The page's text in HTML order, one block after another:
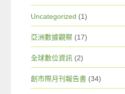
Uncategorized (1)
亞洲數據觀察 (17)
全球數位資訊 (2)
創市際月刊報告書 (34)